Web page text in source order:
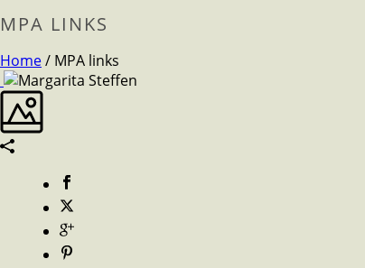
MPA LINKS
Home/ MPA links